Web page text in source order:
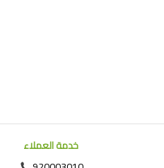
خدمة العملاء